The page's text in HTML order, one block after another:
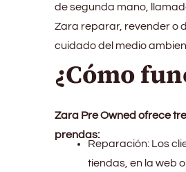
«seminuevas»
de segunda mano,
Zara reparar, revender o
cuidado del medio
¿Cómo
Zara Pre Owned ofrece
prendas:
Reparación: Los
tiendas, en la web